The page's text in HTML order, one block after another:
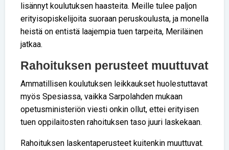
lisännyt koulutuksen haasteita. Meille tulee paljon
erityisopiskelijoita suoraan peruskoulusta, ja monella
heistä on entistä laajempia tuen tarpeita, Meriläinen
jatkaa.
Rahoituksen perusteet muuttuvat
Ammatillisen koulutuksen leikkaukset huolestuttavat
myös Spesiassa, vaikka Sarpolahden mukaan
opetusministeriön viesti onkin ollut, ettei erityisen
tuen oppilaitosten rahoituksen taso juuri laskekaan.
Rahoituksen laskentaperusteet kuitenkin muuttuvat.